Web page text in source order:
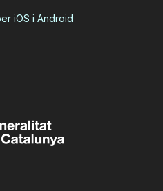
iOS i Android